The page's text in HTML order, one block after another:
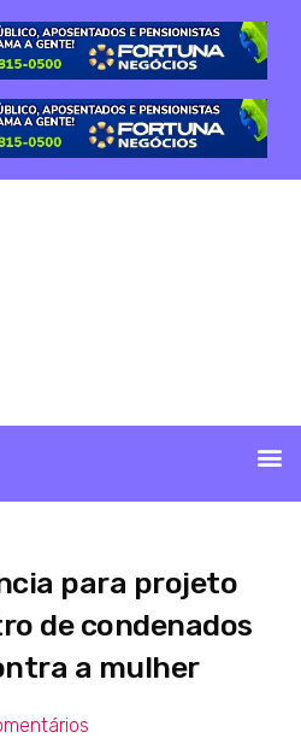
para projeto
de condenados
a mulher